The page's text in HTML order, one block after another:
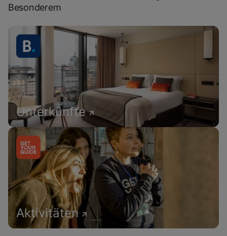
Besonderem
Unterkünfte
Aktivitäten